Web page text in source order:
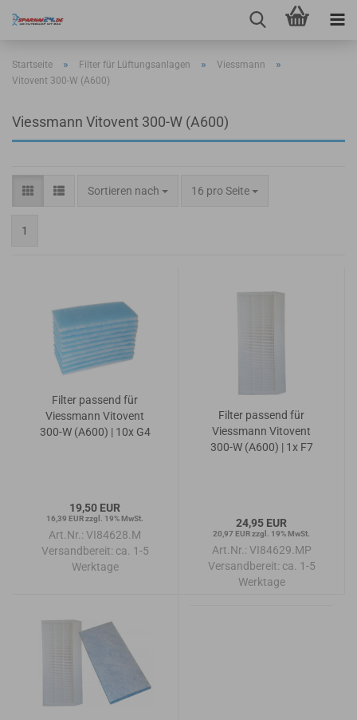
Startseite » Filter für Lüftungsanlagen » Viessmann »
Vitovent 300-W (A600)
Viessmann Vitovent 300-W (A600)
Sortieren nach
Sortieren nach 16 pro Seite
pro Seite
1
Filter passend für
Viessmann Vitovent
300-W (A600) | 10x G4
19,50 EUR
16,39 EUR zzgl. 19% MwSt.
Art.Nr.: VI84628.M
Versandbereit: ca. 1-5
Werktage
Filter passend für
Viessmann Vitovent
300-W (A600) | 1x F7
24,95 EUR
20,97 EUR zzgl. 19% MwSt.
Art.Nr.: VI84629.MP
Versandbereit: ca. 1-5
Werktage